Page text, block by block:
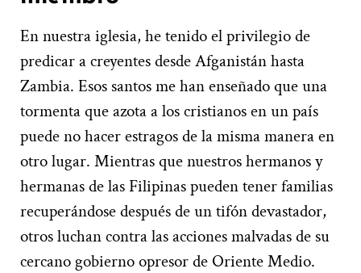
En nuestra iglesia, he tenido el privilegio de
predicar a creyentes desde Afganistán hasta
Zambia. Esos santos me han enseñado que una
tormenta que azota a los cristianos en un país
puede no hacer estragos de la misma manera en
otro lugar. Mientras que nuestros hermanos y
hermanas de las Filipinas pueden tener familias
recuperándose después de un tifón devastador,
otros luchan contra las acciones malvadas de su
cercano gobierno opresor de Oriente Medio.